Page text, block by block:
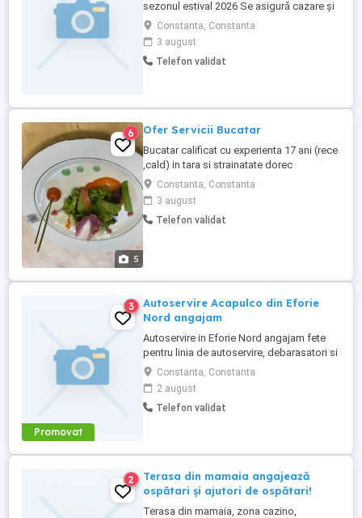
sezonul estival 2026 Se asigură cazare și
o masă zilnic, salariul 4000-4500 lei Eforie
Constanta, Constanta
3 august
Telefon validat
5
6 Ofer Servicii Bucatar
Bucatar calificat cu experienta 17 ani (rece
,cald) in tara si strainatate dorec
colaborare cu plata la zi sau saptamanal
.Disponibil ptr evenimente sau inlocuire
personal situatii de urgenta.
Constanta, Constanta
3 august
Telefon validat
Promovat
3
Autoservire Acapulco din Eforie
Nord angajam
Autoservire in Eforie Nord angajam fete
pentru linia de autoservire, debarasatori si
personal la spalat vase in bucatarie Se
asigura cazare si masa
Constanta, Constanta
2 august
Telefon validat
2
Terasa din mamaia angajează
ospătari și ajutori de ospătari!
Terasa din mamaia, zona cazino,